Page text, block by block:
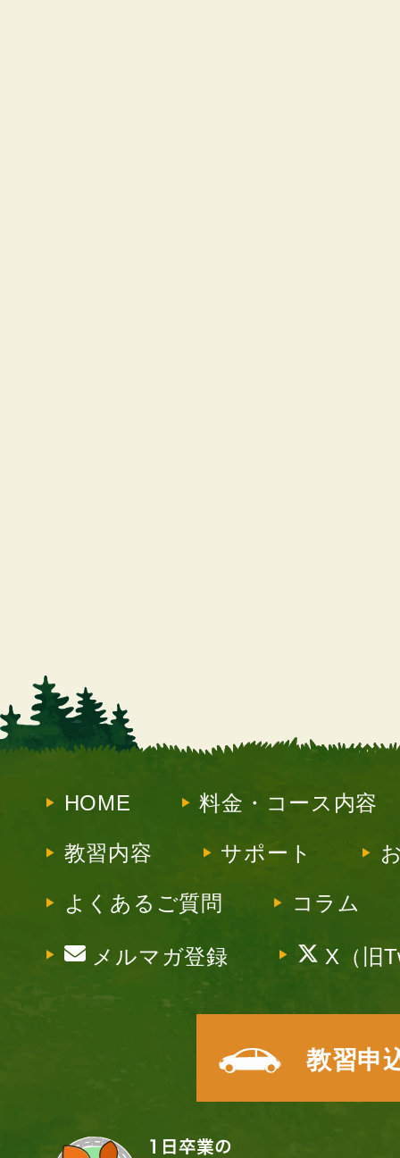
HOME 料金・コース内容
教習内容 サポート
よくあるご質問 コラム
メルマガ登録 X（旧
教習申